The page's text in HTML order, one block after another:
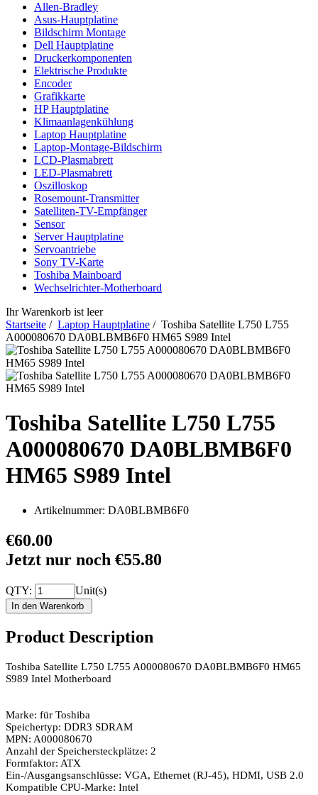
Allen-Bradley
Asus-Hauptplatine
Bildschirm Montage
Dell Hauptplatine
Druckerkomponenten
Elektrische Produkte
Encoder
Grafikkarte
HP Hauptplatine
Klimaanlagenkühlung
Laptop Hauptplatine
Laptop-Montage-Bildschirm
LCD-Plasmabrett
LED-Plasmabrett
Oszilloskop
Rosemount-Transmitter
Satelliten-TV-Empfänger
Sensor
Server Hauptplatine
Servoantriebe
Sony TV-Karte
Toshiba Mainboard
Wechselrichter-Motherboard
Ihr Warenkorb ist leer
Startseite / Laptop Hauptplatine / Toshiba Satellite L750 L755
A000080670 DA0BLBMB6F0 HM65 S989 Intel
Toshiba Satellite L750 L755
A000080670 DA0BLBMB6F0
HM65 S989 Intel
Artikelnummer: DA0BLBMB6F0
€60.00
Jetzt nur noch €55.80
QTY: Unit(s)
Product Description
Toshiba Satellite L750 L755 A000080670 DA0BLBMB6F0 HM65
S989 Intel Motherboard
Marke: für Toshiba
Speichertyp: DDR3 SDRAM
MPN: A000080670
Anzahl der Speichersteckplätze: 2
Formfaktor: ATX
Ein-/Ausgangsanschlüsse: VGA, Ethernet (RJ-45), HDMI, USB 2.0
Kompatible CPU-Marke: Intel